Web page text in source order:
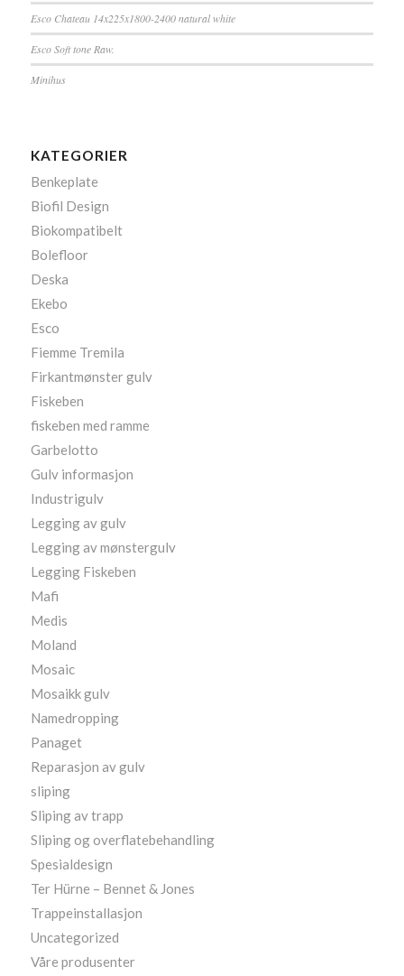
Esco Chateau 14x225x1800-2400 natural white
Esco Soft tone Raw.
Minihus
KATEGORIER
Benkeplate
Biofil Design
Biokompatibelt
Bolefloor
Deska
Ekebo
Esco
Fiemme Tremila
Firkantmønster gulv
Fiskeben
fiskeben med ramme
Garbelotto
Gulv informasjon
Industrigulv
Legging av gulv
Legging av mønstergulv
Legging Fiskeben
Mafi
Medis
Moland
Mosaic
Mosaikk gulv
Namedropping
Panaget
Reparasjon av gulv
sliping
Sliping av trapp
Sliping og overflatebehandling
Spesialdesign
Ter Hürne – Bennet & Jones
Trappeinstallasjon
Uncategorized
Våre produsenter